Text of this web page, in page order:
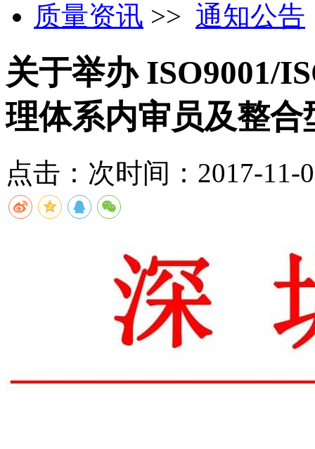
质量资讯 >> 通知公告
关于举办 ISO9001/
理体系内审员及整
点击： 次时间：2017-11-